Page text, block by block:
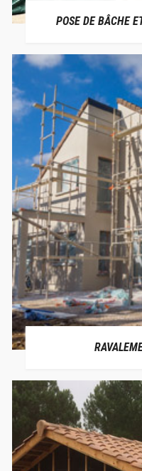
POSE DE BÂCHE